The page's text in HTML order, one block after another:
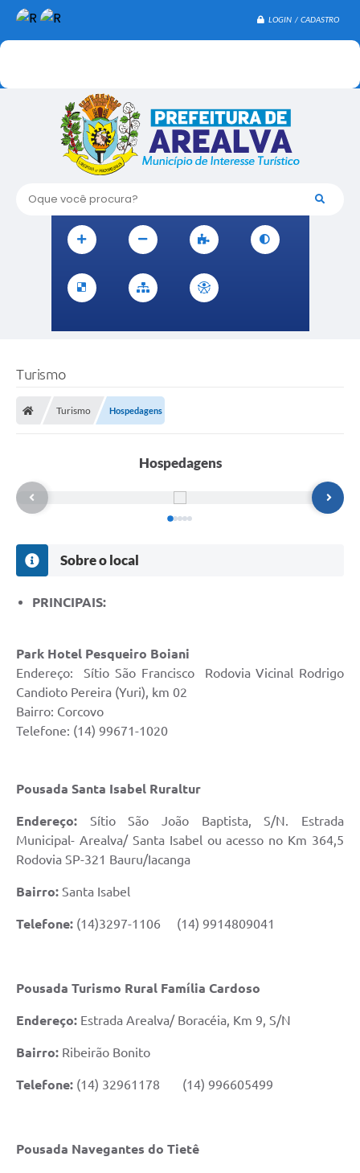
LOGIN / CADASTRO
Oque você procura?
Turismo
Turismo Hospedagens
Hospedagens
Sobre o local
PRINCIPAIS:
Park Hotel Pesqueiro Boiani
Endereço: Sítio São Francisco Rodovia Vicinal Rodrigo
Candioto Pereira (Yuri), km 02
Bairro: Corcovo
Telefone: (14) 99671-1020
Pousada Santa Isabel Ruraltur
Endereço: Sítio São João Baptista, S/N. Estrada
Municipal- Arealva/ Santa Isabel ou acesso no Km 364,5
Rodovia SP-321 Bauru/Iacanga
Bairro: Santa Isabel
Telefone: (14)3297-1106 (14) 9914809041
Pousada Turismo Rural Família Cardoso
Endereço: Estrada Arealva/ Boracéia, Km 9, S/N
Bairro: Ribeirão Bonito
Telefone: (14) 32961178 (14) 996605499
Pousada Navegantes do Tietê